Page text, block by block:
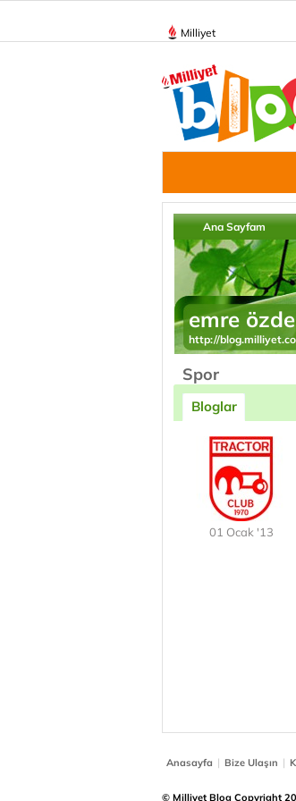
Milliyet
Ana Sayfam
emre
http://
Spor
Bloglar
01 Ocak '13
Anasayfa | Bize Ulaşın |
© Milliyet Blog Copyright